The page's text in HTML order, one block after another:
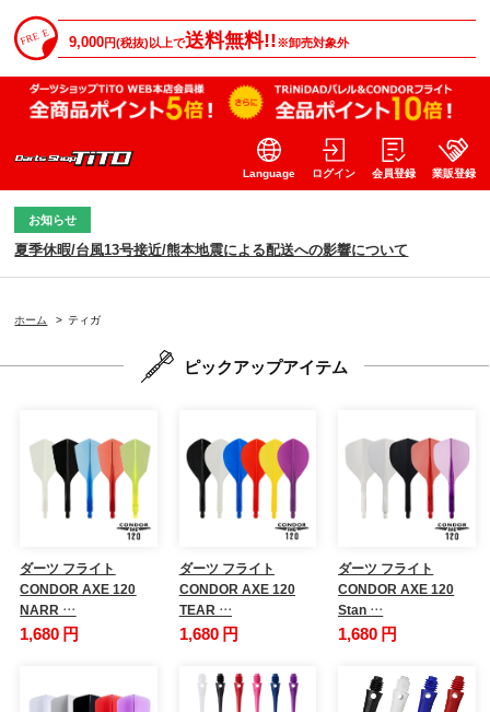
9,000円(税抜)以上で送料無料!!※卸売対象外
Language ログイン 会員登録 業販登録
お知らせ
夏季休暇/台風13号接近/熊本地震による配送への影響について
ホーム > ティガ
ピックアップアイテム
ダーツ フライト
CONDOR AXE 120
NARR …
1,680 円
ダーツ フライト
CONDOR AXE 120
TEAR …
1,680 円
ダーツ フライト
CONDOR AXE 120
Stan …
1,680 円